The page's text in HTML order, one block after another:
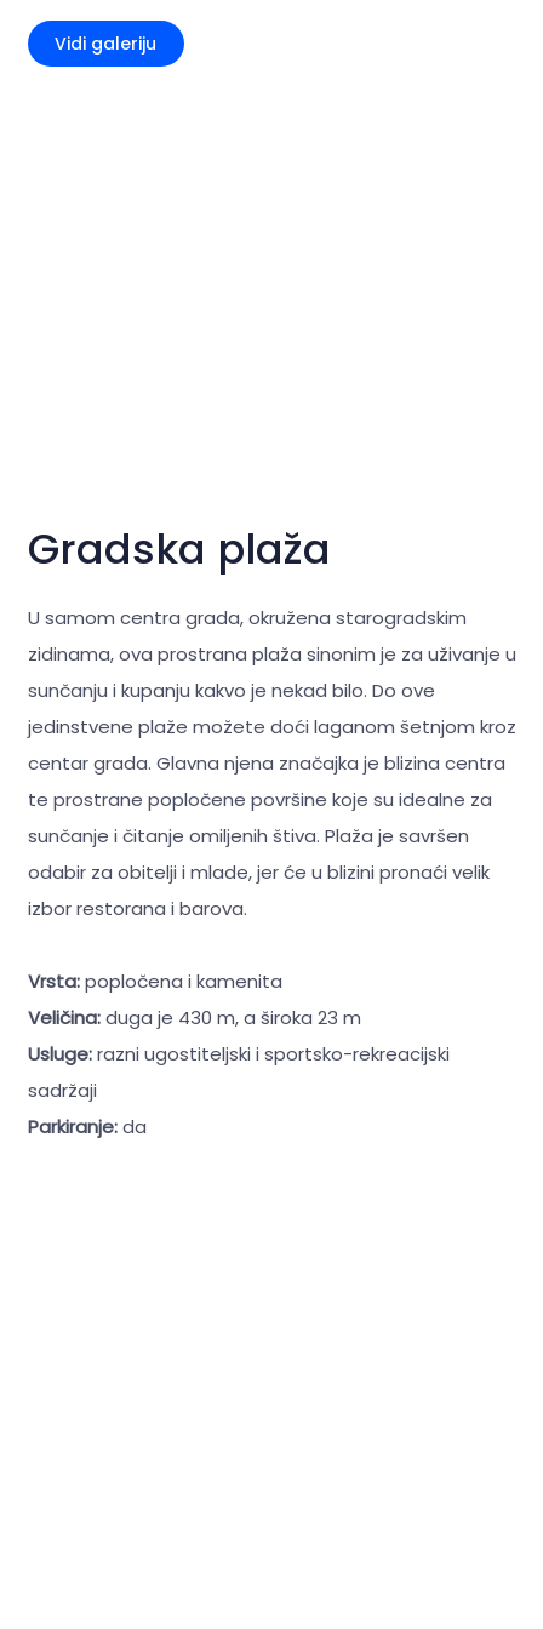
Vidi galeriju
Gradska plaža
U samom centra grada, okružena starogradskim
zidinama, ova prostrana plaža sinonim je za uživanje u
sunčanju i kupanju kakvo je nekad bilo. Do ove
jedinstvene plaže možete doći laganom šetnjom kroz
centar grada. Glavna njena značajka je blizina centra
te prostrane popločene površine koje su idealne za
sunčanje i čitanje omiljenih štiva. Plaža je savršen
odabir za obitelji i mlade, jer će u blizini pronaći velik
izbor restorana i barova.
Vrsta:popločena i kamenita
Veličina:duga je 430 m, a široka 23 m
Usluge:razni ugostiteljski i sportsko-rekreacijski
sadržaji
Parkiranje:da